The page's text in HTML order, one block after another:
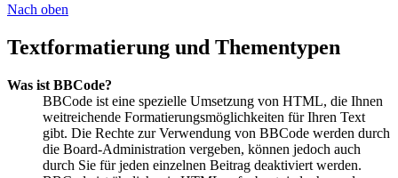
Nach oben
Textformatierung und Thementypen
Was ist BBCode?
BBCode ist eine spezielle Umsetzung von HTML, die Ihnen
weitreichende Formatierungsmöglichkeiten für Ihren Text
gibt. Die Rechte zur Verwendung von BBCode werden durch
die Board-Administration vergeben, können jedoch auch
durch Sie für jeden einzelnen Beitrag deaktiviert werden.